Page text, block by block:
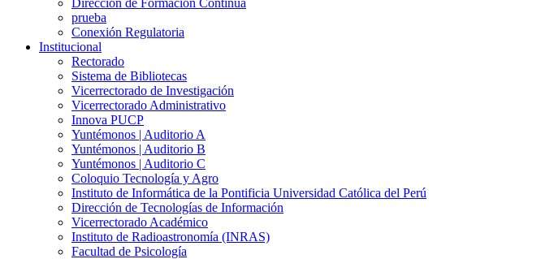
Dirección de Formación Continua
prueba
Conexión Regulatoria
Institucional
Rectorado
Sistema de Bibliotecas
Vicerrectorado de Investigación
Vicerrectorado Administrativo
Innova PUCP
Yuntémonos | Auditorio A
Yuntémonos | Auditorio B
Yuntémonos | Auditorio C
Coloquio Tecnología y Agro
Instituto de Informática de la Pontificia Universidad Católica del Perú
Dirección de Tecnologías de Información
Vicerrectorado Académico
Instituto de Radioastronomía (INRAS)
Facultad de Psicología